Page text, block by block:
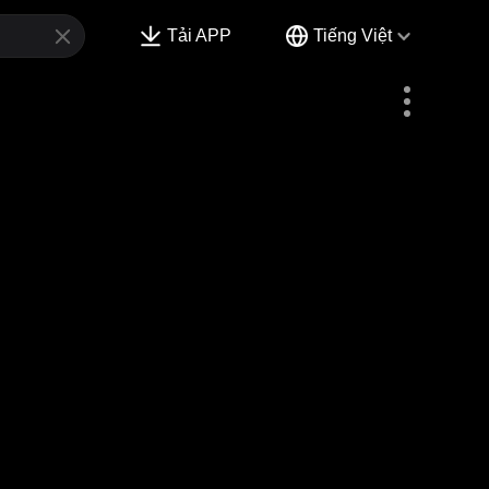
Tải APP Tiếng Việt